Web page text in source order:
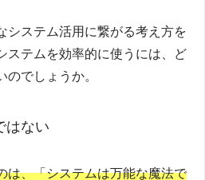
システム活用に繋がる考え方を
ステムを効率的に使うには、ど
でしょうか。
はない
は、「システムは万能な魔法で